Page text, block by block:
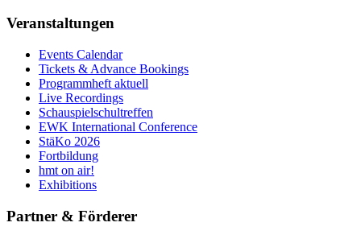
Veranstaltungen
Events Calendar
Tickets & Advance Bookings
Programmheft aktuell
Live Recordings
Schauspielschultreffen
EWK International Conference
StäKo 2026
Fortbildung
hmt on air!
Exhibitions
Partner & Förderer